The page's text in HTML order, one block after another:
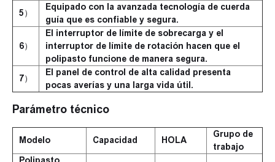
5）
Equipado con la avanzada tecnología de cuerda
guía que es confiable y segura.
6）
El interruptor de límite de sobrecarga y el
interruptor de límite de rotación hacen que el
polipasto funcione de manera segura.
7）
El panel de control de alta calidad presenta
pocas averías y una larga vida útil.
Parámetro técnico
Modelo Capacidad HOLA
Grupo de
trabajo